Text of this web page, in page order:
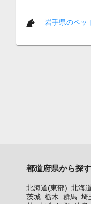
岩手県のペッ
都道府県から探す
北海道(東部) 北海
茨城 栃木 群馬 埼